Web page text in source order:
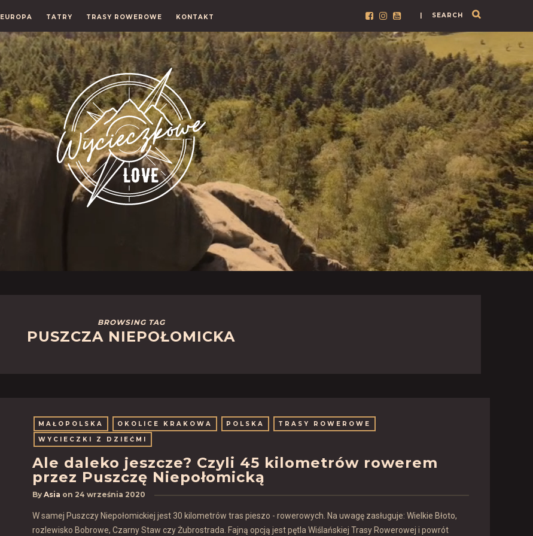
| SEARCH
EUROPA TATRY TRASY ROWEROWE KONTAKT
BROWSING TAG
PUSZCZA NIEPOŁOMICKA
MAŁOPOLSKA OKOLICE KRAKOWA POLSKA
TRASY ROWEROWE
WYCIECZKI Z DZIEĆMI
Ale daleko jeszcze? Czyli 45 kilometrów rowerem
przez Puszczę Niepołomicką
By Asia on 24 września 2020
W samej Puszczy Niepołomickiej jest 30 kilometrów tras pieszo - rowerowych. Na uwagę zasługuje: Wielkie Błoto,
rozlewisko Bobrowe, Czarny Staw czy Żubrostrada. Fajną opcją jest pętla Wiślańskiej Trasy Rowerowej i powrót